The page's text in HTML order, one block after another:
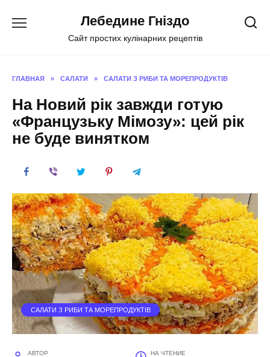
Лебедине Гніздо
Сайт простих кулінарних рецептів
ГЛАВНАЯ » САЛАТИ » САЛАТИ З РИБИ ТА МОРЕПРОДУКТІВ
На Новий рік завжди готую
«Французьку Мімозу»: цей рік
не буде винятком
САЛАТИ З РИБИ ТА МОРЕПРОДУКТІВ
АВТОР НА ЧТЕНИЕ